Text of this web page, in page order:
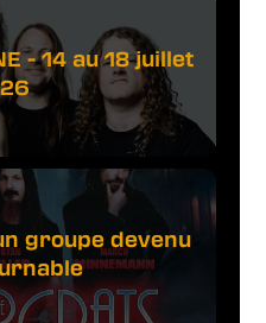
- 14 au 18 juillet
groupe devenu